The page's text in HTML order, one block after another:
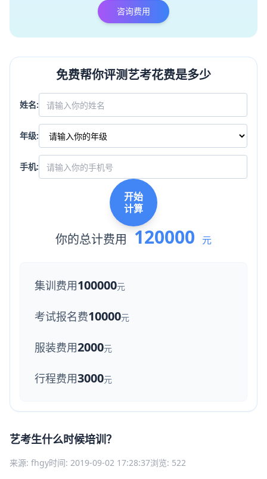
咨询费用
免费帮你评测艺考花费是多少
姓名:
年级:
手机:
开始
计算
你的总计费用 120000 元
集训费用100000元
考试报名费10000元
服装费用2000元
行程费用3000元
艺考生什么时候培训？
来源: fhgy时间: 2019-09-02 17:28:37浏览: 522